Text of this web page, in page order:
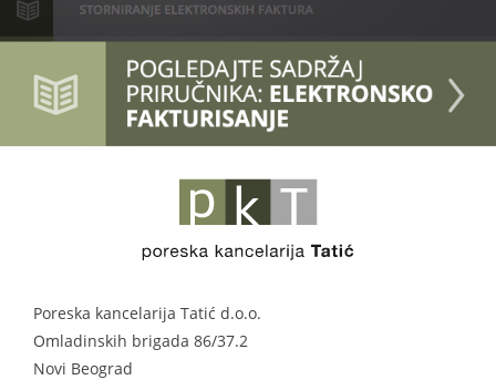
Poreska kancelarija Tatić d.o.o.
Omladinskih brigada 86/37.2
Novi Beograd